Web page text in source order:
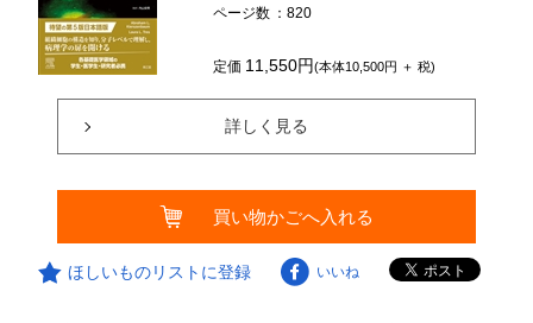
ページ数 ：820
定価 11,550円(本体10,500円 ＋ 税)
詳しく見る
買い物かごへ入れる
ほしいものリストに登録 いいね